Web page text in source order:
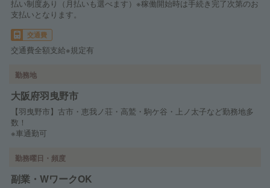
払い制度あり（月払いも選べます）※稼働開始時は手続き完了次第のお
支払いとなります。
交通費
交通費全額支給※規定有
勤務地
大阪府羽曳野市
【羽曳野市】古市・恵我ノ荘・高鷲・駒ケ谷・上ノ太子など勤務地多
数！
※車通勤可
勤務曜日・頻度
副業・WワークOK